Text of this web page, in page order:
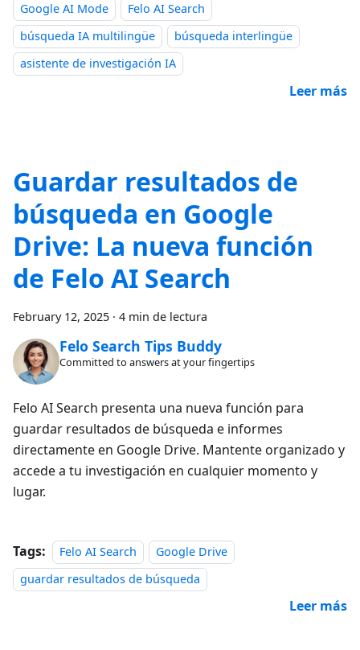
Google AI Mode
Felo AI Search
búsqueda IA multilingüe
búsqueda interlingüe
asistente de investigación IA
Leer más
Guardar resultados de
búsqueda en Google
Drive: La nueva función
de Felo AI Search
February 12, 2025 · 4 min de lectura
Felo Search Tips Buddy
Committed to answers at your fingertips
Felo AI Search presenta una nueva función para
guardar resultados de búsqueda e informes
directamente en Google Drive. Mantente organizado y
accede a tu investigación en cualquier momento y
lugar.
Tags: Felo AI Search
Google Drive
guardar resultados de búsqueda
Leer más